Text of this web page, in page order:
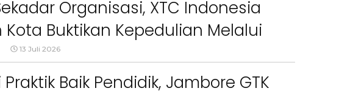
Organisasi, XTC Indonesia
Kota Buktikan Kepedulian Melalui
13 Juli 2026
Baik Pendidik, Jambore GTK